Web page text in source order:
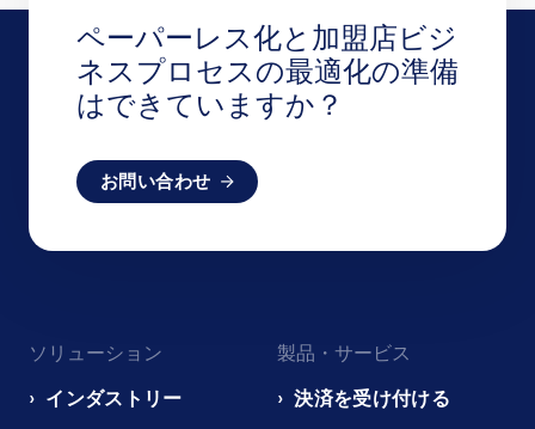
ペーパーレス化と加盟店ビジ
ネスプロセスの最適化の準備
はできていますか？
お問い合わせ
navigation
EN
ソリューション
インダストリー
製品・サービス
決済を受け付ける